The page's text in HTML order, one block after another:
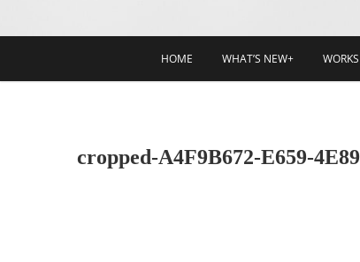
HOME WHAT’S NEW+ WORKS
cropped-A4F9B672-E659-